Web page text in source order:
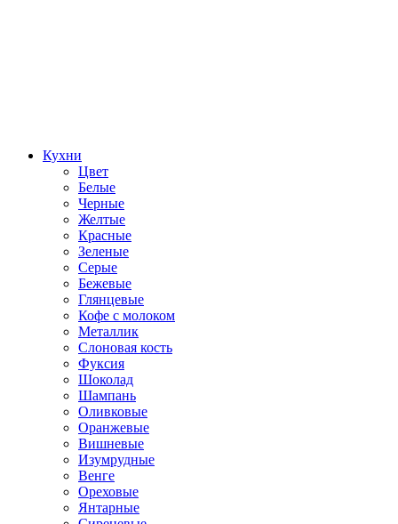
Кухни
Цвет
Белые
Черные
Желтые
Красные
Зеленые
Серые
Бежевые
Глянцевые
Кофе с молоком
Металлик
Слоновая кость
Фуксия
Шоколад
Шампань
Оливковые
Оранжевые
Вишневые
Изумрудные
Венге
Ореховые
Янтарные